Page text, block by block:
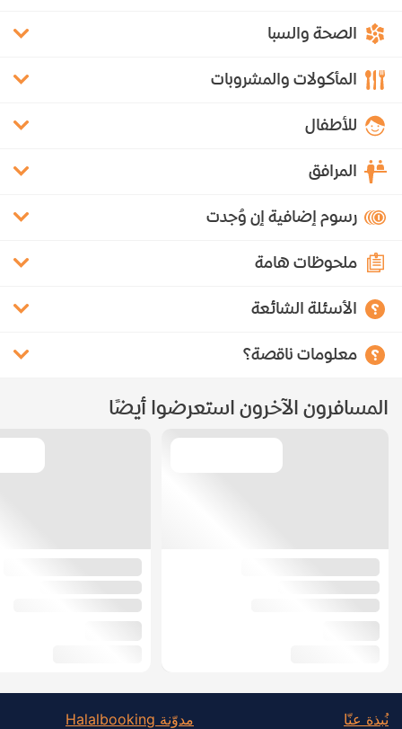
الصحة والسبا
المأكولات والمشروبات
للأطفال
المرافق
رسوم إضافية إن وُجدت
ملحوظات هامة
الأسئلة الشائعة
معلومات ناقصة؟
المسافرون الآخرون استعرضوا أيضًا
نُبذة عنّا
مدوّنة Halalbooking